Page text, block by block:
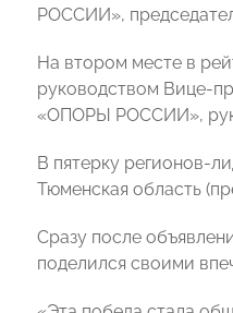
РОССИИ»,
На втором месте в
руководством Вице-
«ОПОРЫ РОССИИ»,
В пятерку регионов-
Тюменская область
Сразу после
поделился своими